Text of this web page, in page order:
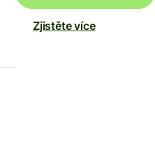
Zjistěte více